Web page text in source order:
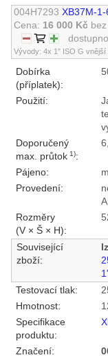
004H7293 XB37M-
Cena: 16 000 Kč
Vývody: 4x 1" ISO G vnější
Dobírka
(příplatek):
Použití:
Doporučený
max. průtok1):
Pájeno:
Provedení:
Rozměry
(V × Š × H):
Související
zboží:
Testovací tlak:
Hmotnost:
Specifikace
produktu:
Značení: